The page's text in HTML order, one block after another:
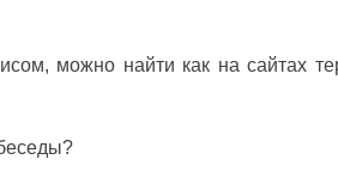
можно найти как на сайтах